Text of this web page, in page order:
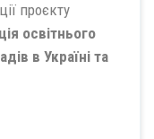
проєкту
освітнього
в Україні та